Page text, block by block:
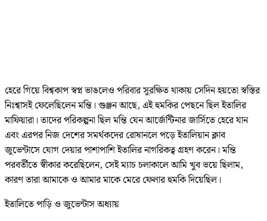
হেরে গিয়ে বিশ্বকাপ স্বপ্ন ভাঙলেও পরিবার সুরক্ষিত থাকায় সেদিন হয়তো স্বস্তির
নিঃশ্বাসই ফেলেছিলেন মন্তি। গুঞ্জন আছে, এই হুমকির পেছনে ছিল ইতালির
মাফিয়ারা। তাদের পরিকল্পনা ছিল মন্তি যেন আর্জেন্টিনার জার্সিতে হেরে যান
এবং এরপর নিজ দেশের সমর্থকদের রোষানলে পড়ে ইতালিয়ান ক্লাব
জুভেন্টাসে যোগ দেয়ার পাশাপাশি ইতালির নাগরিকত্ব গ্রহণ করেন। মন্তি
পরবর্তীতে স্বীকার করেছিলেন, সেই ম্যাচ চলাকালে আমি খুব ভয়ে ছিলাম,
কারণ তারা আমাকে ও আমার মাকে মেরে ফেলার হুমকি দিয়েছিল।
ইতালিতে পাড়ি ও জুভেন্টাস অধ্যায়